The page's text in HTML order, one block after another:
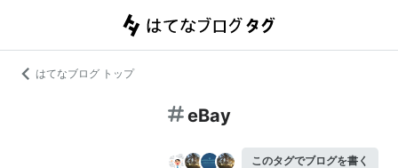
はてなブログ トップ
eBay
このタグでブログを書く